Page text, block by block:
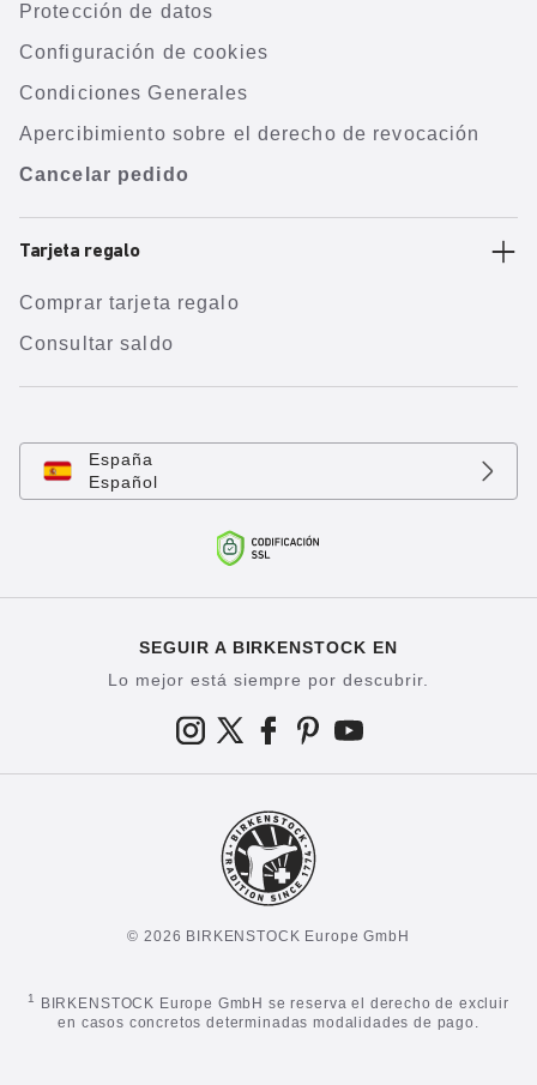
Protección de datos
Configuración de cookies
Condiciones Generales
Apercibimiento sobre el derecho de revocación
Cancelar pedido
Tarjeta regalo
Comprar tarjeta regalo
Consultar saldo
España
Español
SEGUIR A BIRKENSTOCK EN
Lo mejor está siempre por descubrir.
© 2026 BIRKENSTOCK Europe GmbH
1
BIRKENSTOCK Europe GmbH se reserva el derecho de excluir
en casos concretos determinadas modalidades de pago.